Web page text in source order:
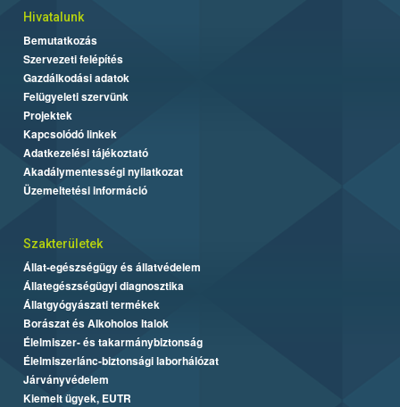
Hivatalunk
Bemutatkozás
Szervezeti felépítés
Gazdálkodási adatok
Felügyeleti szervünk
Projektek
Kapcsolódó linkek
Adatkezelési tájékoztató
Akadálymentességi nyilatkozat
Üzemeltetési információ
Szakterületek
Állat-egészségügy és állatvédelem
Állategészségügyi diagnosztika
Állatgyógyászati termékek
Borászat és Alkoholos Italok
Élelmiszer- és takarmánybiztonság
Élelmiszerlánc-biztonsági laborhálózat
Járványvédelem
Kiemelt ügyek, EUTR